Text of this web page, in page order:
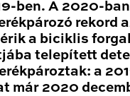
ben. A 2020-ban
rekord
a biciklis
telepített
a
már 2020